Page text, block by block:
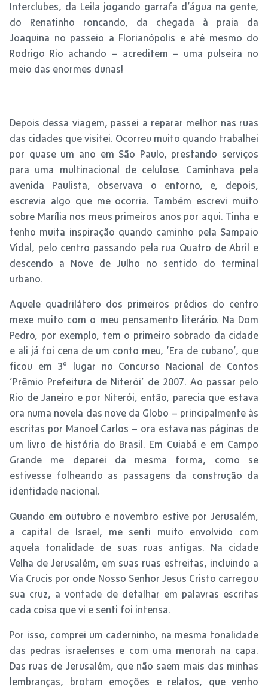
Interclubes, da Leila jogando garrafa d’água na gente,
do Renatinho roncando, da chegada à praia da
Joaquina no passeio a Florianópolis e até mesmo do
Rodrigo Rio achando – acreditem – uma pulseira no
meio das enormes dunas!
Depois dessa viagem, passei a reparar melhor nas ruas
das cidades que visitei. Ocorreu muito quando trabalhei
por quase um ano em São Paulo, prestando serviços
para uma multinacional de celulose. Caminhava pela
avenida Paulista, observava o entorno, e, depois,
escrevia algo que me ocorria. Também escrevi muito
sobre Marília nos meus primeiros anos por aqui. Tinha e
tenho muita inspiração quando caminho pela Sampaio
Vidal, pelo centro passando pela rua Quatro de Abril e
descendo a Nove de Julho no sentido do terminal
urbano.
Aquele quadrilátero dos primeiros prédios do centro
mexe muito com o meu pensamento literário. Na Dom
Pedro, por exemplo, tem o primeiro sobrado da cidade
e ali já foi cena de um conto meu, ‘Era de cubano’, que
ficou em 3º lugar no Concurso Nacional de Contos
‘Prêmio Prefeitura de Niterói’ de 2007. Ao passar pelo
Rio de Janeiro e por Niterói, então, parecia que estava
ora numa novela das nove da Globo – principalmente às
escritas por Manoel Carlos – ora estava nas páginas de
um livro de história do Brasil. Em Cuiabá e em Campo
Grande me deparei da mesma forma, como se
estivesse folheando as passagens da construção da
identidade nacional.
Quando em outubro e novembro estive por Jerusalém,
a capital de Israel, me senti muito envolvido com
aquela tonalidade de suas ruas antigas. Na cidade
Velha de Jerusalém, em suas ruas estreitas, incluindo a
Via Crucis por onde Nosso Senhor Jesus Cristo carregou
sua cruz, a vontade de detalhar em palavras escritas
cada coisa que vi e senti foi intensa.
Por isso, comprei um caderninho, na mesma tonalidade
das pedras israelenses e com uma menorah na capa.
Das ruas de Jerusalém, que não saem mais das minhas
lembranças, brotam emoções e relatos, que venho